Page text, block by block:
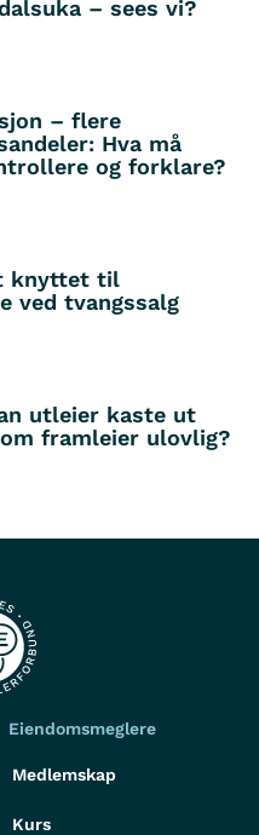
– sees vi?
– flere
Hva må
og forklare?
knyttet til
ved tvangssalg
utleier kaste ut
framleier ulovlig?
Eiendomsmeglere
Medlemskap
Kurs